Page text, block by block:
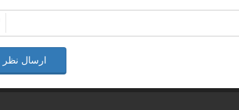
ارسال نظر